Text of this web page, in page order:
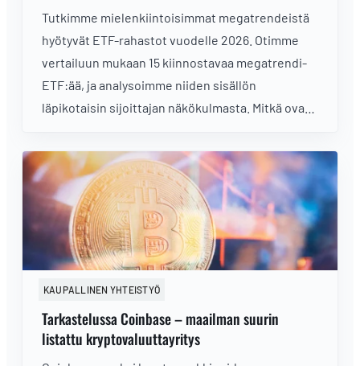
Tutkimme mielenkiintoisimmat megatrendeistä
hyötyvät ETF-rahastot vuodelle 2026. Otimme
vertailuun mukaan 15 kiinnostavaa megatrendi-
ETF:ää, ja analysoimme niiden sisällön
läpikotaisin sijoittajan näkökulmasta. Mitkä ovat
KAUPALLINEN YHTEISTYÖ
Tarkastelussa Coinbase – maailman suurin
listattu kryptovaluuttayritys